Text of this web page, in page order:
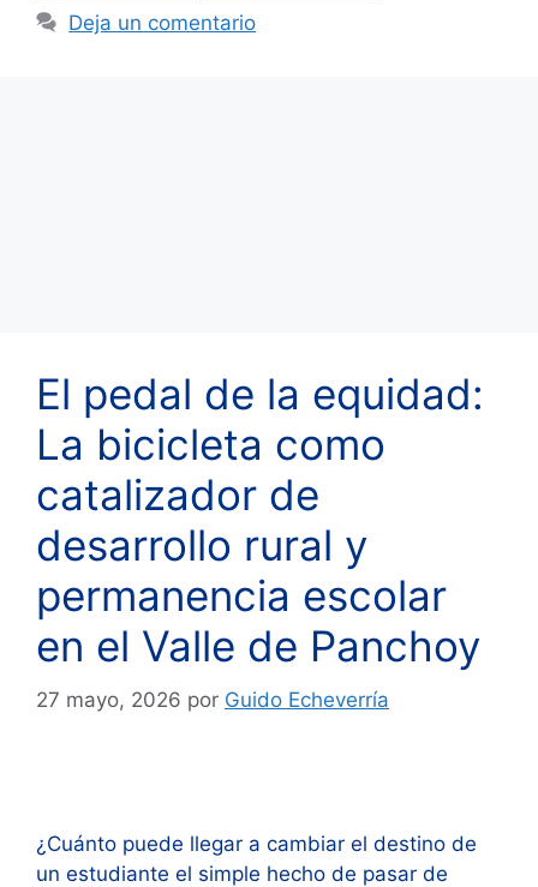
Deja un comentario
El pedal de la equidad:
La bicicleta como
catalizador de
desarrollo rural y
permanencia escolar
en el Valle de Panchoy
27 mayo, 2026 por Guido Echeverría
¿Cuánto puede llegar a cambiar el destino de
un estudiante el simple hecho de pasar de